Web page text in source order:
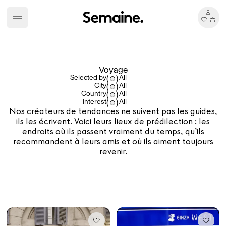
Selected by( )All
City( )All
Country( )All
Interest( )All
Voyage
Nos créateurs de tendances ne suivent pas les guides,
ils les écrivent. Voici leurs lieux de prédilection : les
endroits où ils passent vraiment du temps, qu’ils
recommandent à leurs amis et où ils aiment toujours
revenir.